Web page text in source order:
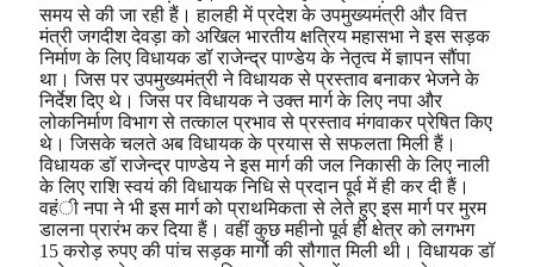
समय से की जा रही हैं। हालही में प्रदेश के उपमुख्यमंत्री और वित्त
मंत्री जगदीश देवड़ा को अखिल भारतीय क्षत्रिय महासभा ने इस सड़क
निर्माण के लिए विधायक डॉ राजेन्द्र पाण्डेय के नेतृत्व में ज्ञापन सौंपा
था। जिस पर उपमुख्यमंत्री ने विधायक से प्रस्ताव बनाकर भेजने के
निर्देश दिए थे। जिस पर विधायक ने उक्त मार्ग के लिए नपा और
लोकनिर्माण विभाग से तत्काल प्रभाव से प्रस्ताव मंगवाकर प्रेषित किए
थे। जिसके चलते अब विधायक के प्रयास से सफलता मिली हैं।
विधायक डॉ राजेन्द्र पाण्डेय ने इस मार्ग की जल निकासी के लिए नाली
के लिए राशि स्वयं की विधायक निधि से प्रदान पूर्व में ही कर दी हैं।
वहंी नपा ने भी इस मार्ग को प्राथमिकता से लेते हुए इस मार्ग पर मुरम
डालना प्रारंभ कर दिया हैं। वहीं कुछ महीनो पूर्व ही क्षेत्र को लगभग
15 करोड़ रुपए की पांच सड़क मार्गो की सौगात मिली थी। विधायक डॉ